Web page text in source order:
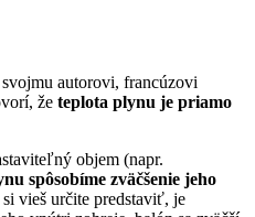
autorovi, francúzovi
že teplota plynu je priamo
objem (napr.
spôsobíme zväčšenie jeho
vieš určite predstaviť, je